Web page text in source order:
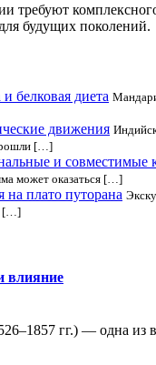
будущих поколений.
белковая диета
движения
[…]
и совместимые
может оказаться […]
на плато путорана
[…]
влияние
гг.) — одна из